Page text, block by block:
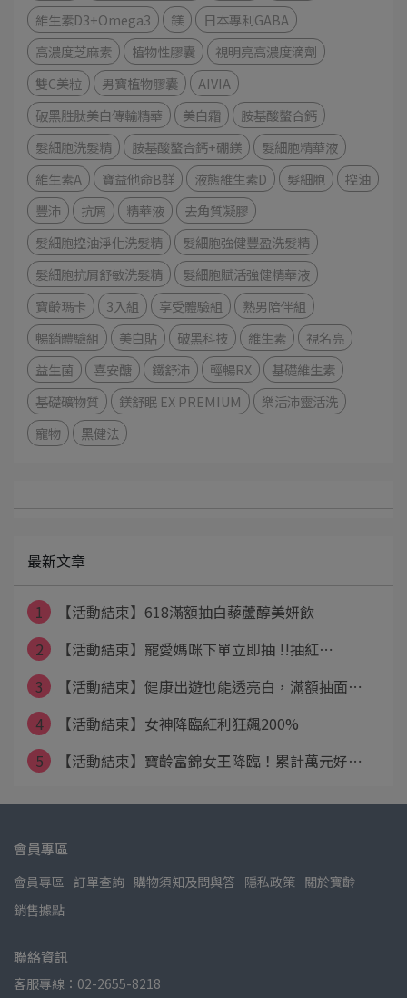
維生素D3+Omega3
鎂
日本專利GABA
高濃度芝麻素
植物性膠囊
視明亮高濃度滴劑
雙C美粒
男寶植物膠囊
AIVIA
破黑胜肽美白傳輸精華
美白霜
胺基酸螯合鈣
髮細胞洗髮精
胺基酸螯合鈣+硼鎂
髮細胞精華液
維生素A
寶益他命B群 液態維生素D 髮細胞
控油
豐沛
抗屑 精華液
去角質凝膠
髮細胞控油淨化洗髮精
髮細胞強健豐盈洗髮精
髮細胞抗屑舒敏洗髮精
髮細胞賦活強健精華液
寶齡瑪卡
3入組 享受體驗組
熟男陪伴組
暢銷體驗組
美白貼 破黑科技 維生素
視名亮
益生菌
喜安醣 鐵舒沛 輕暢RX
基礎維生素
基礎礦物質
鎂舒眠 EX PREMIUM
樂活沛靈活洗
寵物
黑健法
最新文章
1
【活動結束】618滿額抽白藜蘆醇美妍飲
2
【活動結束】寵愛媽咪下單立即抽 !!抽紅⋯
3
【活動結束】健康出遊也能透亮白，滿額抽面⋯
4
【活動結束】女神降臨紅利狂飆200%
5
【活動結束】寶齡富錦女王降臨！累計萬元好⋯
會員專區
會員專區 訂單查詢 購物須知及問與答 隱私政策 關於寶齡
銷售據點
聯絡資訊
客服專線：02-2655-8218